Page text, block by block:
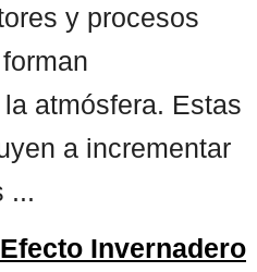
y procesos
atmósfera. Estas
a incrementar
...
Invernadero